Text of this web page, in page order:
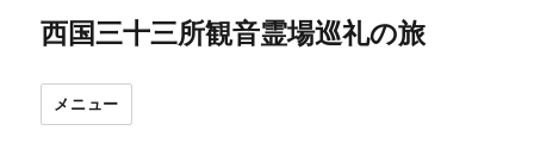
西国三十三所観音霊場巡礼の旅
メニュー